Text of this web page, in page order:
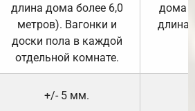
длина дома более 6,0
метров). Вагонки и
доски пола в каждой
отдельной комнате.
дома
длина
+/- 5 мм.